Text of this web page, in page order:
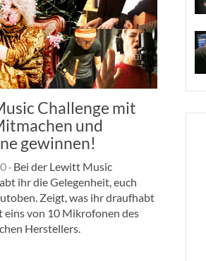
Challenge mit
und
gewinnen!
·Bei der Lewitt Music
ihr die Gelegenheit, euch
Zeigt, was ihr draufhabt
eins von 10 Mikrofonen des
Herstellers.